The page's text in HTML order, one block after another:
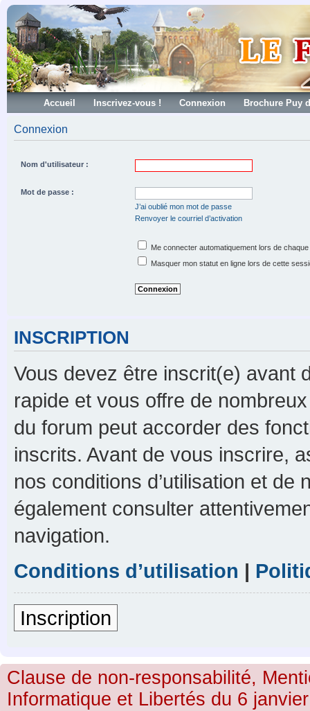
Accueil Inscrivez-vous ! Connexion Brochure Puy
Connexion
Nom d'utilisateur :
Mot de passe :
J’ai oublié mon mot de passe
Renvoyer le courriel d’activation
Me connecter automatiquement lors de
Masquer mon statut en ligne lors de cette
INSCRIPTION
Vous devez être inscrit(e) avant
rapide et vous offre de
du forum peut accorder des
inscrits. Avant de vous inscrire,
nos conditions d’utilisation et de
également consulter
navigation.
Conditions d’utilisation |
Inscription
Clause de non-responsabilité,
Informatique et Libertés du 6